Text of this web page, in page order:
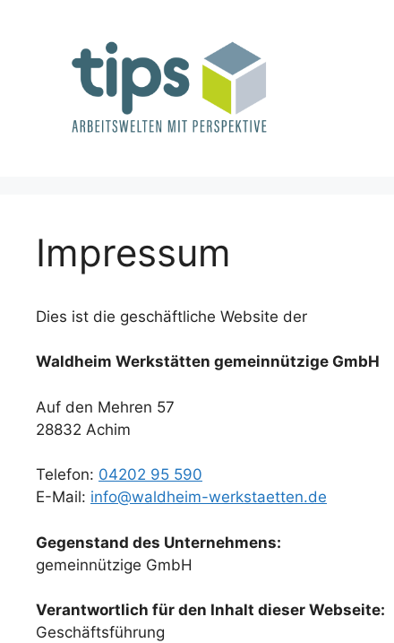
Impressum
Dies ist die geschäftliche Website der
Waldheim Werkstätten gemeinnützige GmbH
Auf den Mehren 57
28832 Achim
Telefon: 04202 95 590
E-Mail: info@waldheim-werkstaetten.de
Gegenstand des Unternehmens:
gemeinnützige GmbH
Verantwortlich für den Inhalt dieser Webseite:
Geschäftsführung